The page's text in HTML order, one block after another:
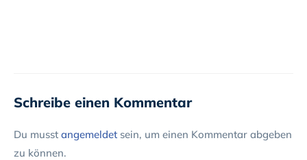
Schreibe einen Kommentar
Du musst angemeldet sein, um einen Kommentar abgeben
zu können.